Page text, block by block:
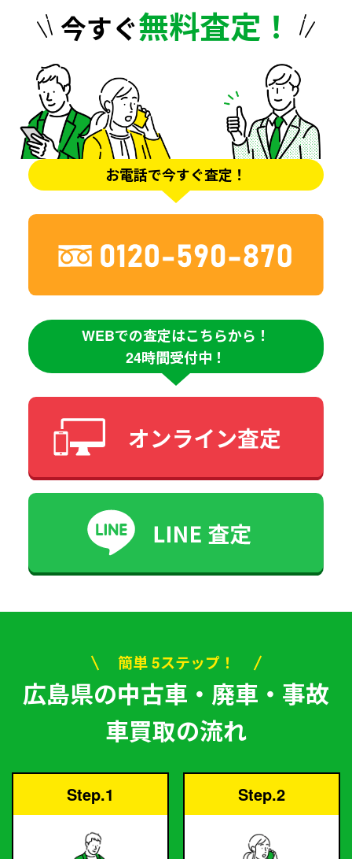
今すぐ無料査定！
お電話で今すぐ査定！
WEBでの査定はこちらから！
24時間受付中！
簡単 5ステップ！
広島県の中古車・廃車・事故
車買取の流れ
Step.1 Step.2